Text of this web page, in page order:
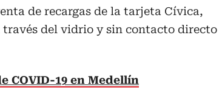
de recargas de la tarjeta Cívica,
través del vidrio y sin contacto directo
COVID-19 en Medellín